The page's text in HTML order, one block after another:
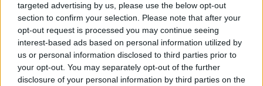
targeted advertising by us, please use the below opt-out
section to confirm your selection. Please note that after your
opt-out request is processed you may continue seeing
interest-based ads based on personal information utilized by
us or personal information disclosed to third parties prior to
your opt-out. You may separately opt-out of the further
disclosure of your personal information by third parties on the
εγκαταλειφθεί εδώ και πολλά χρόνια. Βρίσκονται σε
πυκνοδομημένες γειτονιές της πόλης και αποτελούν
τα θεμέλια για τη δημιουργία των πόλεων που
εκμεταλλεύονται και αξιοποιούν μέχρι και το
τελευταίο εκατοστό του δημόσιου χώρου προς